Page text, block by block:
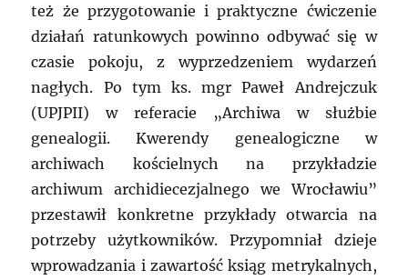
też że przygotowanie i praktyczne ćwiczenie
działań ratunkowych powinno odbywać się w
czasie pokoju, z wyprzedzeniem wydarzeń
nagłych. Po tym ks. mgr Paweł Andrejczuk
(UPJPII) w referacie „Archiwa w służbie
genealogii. Kwerendy genealogiczne w
archiwach kościelnych na przykładzie
archiwum archidiecezjalnego we Wrocławiu”
przestawił konkretne przykłady otwarcia na
potrzeby użytkowników. Przypomniał dzieje
wprowadzania i zawartość ksiąg metrykalnych,